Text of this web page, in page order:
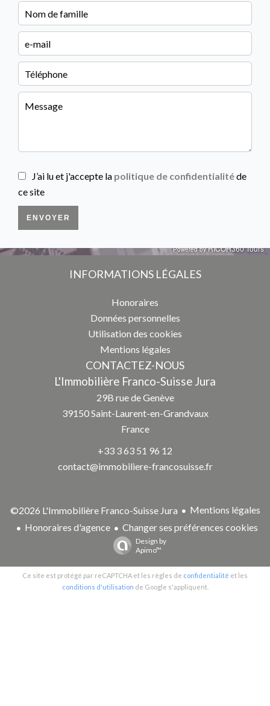
J’ai lu et j'accepte la politique de confidentialitéde
ce site
ENVOYER
INFORMATIONS LÉGALES
Honoraires
Données personnelles
Utilisation des cookies
Mentions légales
CONTACTEZ-NOUS
L'Immobilière Franco-Suisse Jura
29B rue de Genève
39150Saint-Laurent-en-Grandvaux
France
+33 3 63 51 96 12
contact@immobiliere-francosuisse.fr
©2026 L'Immobilière Franco-Suisse Jura
Mentions légales
Honoraires d'agence
Changer ses préférences cookies
Design by
Apimo™
Ce site est protégé par reCAPTCHA et les règles de confidentialité et les
conditions d'utilisation de Google s'appliquent.